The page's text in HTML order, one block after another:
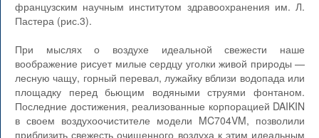
французским научным институтом здравоохранения им. Л.
Пастера (рис.3).
При мыслях о воздухе идеальной свежести наше
воображение рисует милые сердцу уголки живой природы —
лесную чащу, горный перевал, лужайку вблизи водопада или
площадку перед бьющим водяными струями фонтаном.
Последние достижения, реализованные корпорацией DAIKIN
в своем воздухоочистителе модели MC704VM, позволили
приблизить свежесть очищенного воздуха к этим идеальным